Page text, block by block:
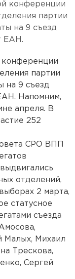
конференции
партии
на 9 съезд
ЕАН.
конференции
партии
на 9 съезд
Напомним,
апреля. В
252
СРО ВПП
отделений,
2 марта,
статусное
съезда
Малых, Михаил
Трескова,
Сергей